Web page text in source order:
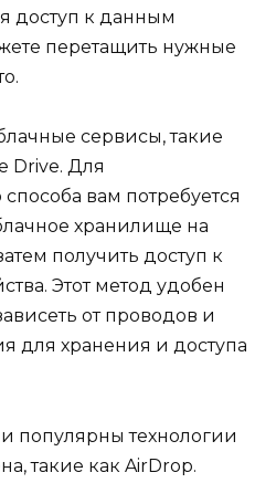
доступ к данным
перетащить нужные
сервисы, такие
Drive. Для
вам потребуется
хранилище на
получить доступ к
Этот метод удобен
от проводов и
для хранения и доступа
популярны технологии
такие как AirDrop.